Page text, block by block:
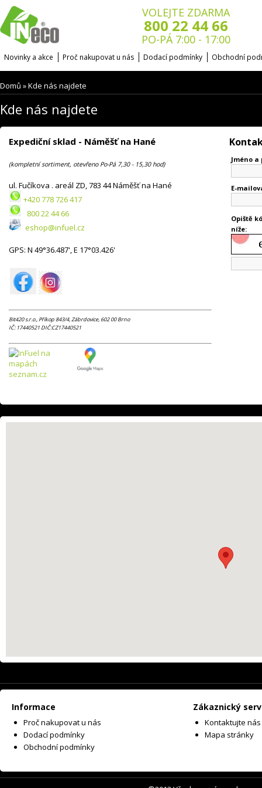
VOLEJTE ZDARMA
800 22 44 66
PO-PÁ 7:00 - 17:00
Novinky a akce Proč nakupovat u nás Dodací podmínky Obchodní
Domů »Kde nás najdete
Kde nás najdete
Expediční sklad - Náměšť na Hané
(kompletní sortiment, otevřeno Po-Pá 7,30 - 15,30 hod)
ul. Fučíkova . areál ZD, 783 44 Náměšť na Hané
+420 778 726 417
800 22 44 66
eshop@infuel.cz
GPS: N 49°36.487', E 17°03.426'
Bit420 s.r.o., Příkop 843/4, Zábrdovice, 602 00 Brno
IČ: 17440521 DIČ:CZ17440521
Jméno
E-
Opiště
níže:
Informace
Proč nakupovat u nás
Dodací podmínky
Obchodní podmínky
Zákaznický
Kontaktujte nás
Mapa stránky